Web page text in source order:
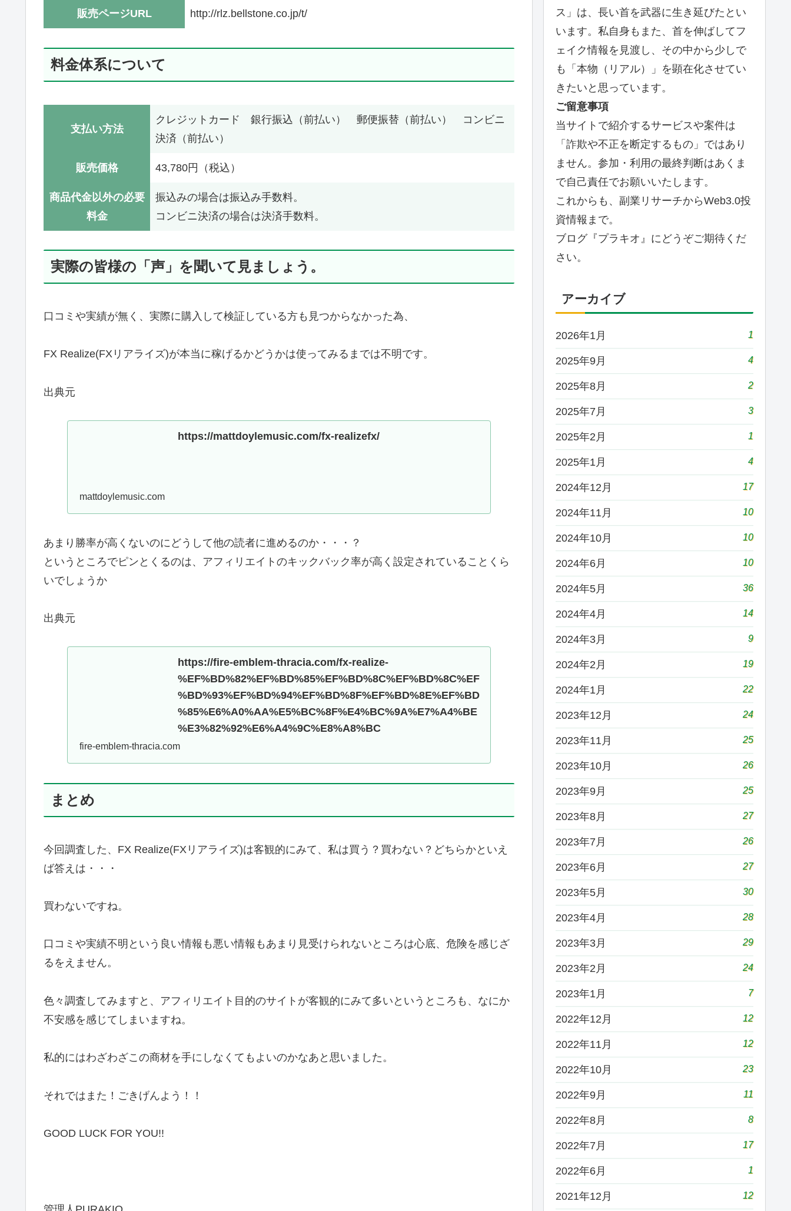
販売ページURL http://rlz.bellstone.co.jp/t/
料金体系について
支払い方法
クレジットカード 銀行振込（前払い） 郵便振替（前払い） コンビニ
決済（前払い）
販売価格 43,780円（税込）
商品代金以外の必要
料金
振込みの場合は振込み手数料。
コンビニ決済の場合は決済手数料。
実際の皆様の「声」を聞いて見ましょう。
口コミや実績が無く、実際に購入して検証している方も見つからなかった為、
FX Realize(FXリアライズ)が本当に稼げるかどうかは使ってみるまでは不明です。
出典元
https://mattdoylemusic.com/fx-realizefx/
mattdoylemusic.com
あまり勝率が高くないのにどうして他の読者に進めるのか・・・？
というところでピンとくるのは、アフィリエイトのキックバック率が高く設定されていることくら
いでしょうか
出典元
https://fire-emblem-thracia.com/fx-realize-
%EF%BD%82%EF%BD%85%EF%BD%8C%EF%BD%8C%EF
%BD%93%EF%BD%94%EF%BD%8F%EF%BD%8E%EF%BD
%85%E6%A0%AA%E5%BC%8F%E4%BC%9A%E7%A4%BE
%E3%82%92%E6%A4%9C%E8%A8%BC
fire-emblem-thracia.com
まとめ
今回調査した、FX Realize(FXリアライズ)は客観的にみて、私は買う？買わない？どちらかといえ
ば答えは・・・
買わないですね。
口コミや実績不明という良い情報も悪い情報もあまり見受けられないところは心底、危険を感じざ
るをえません。
色々調査してみますと、アフィリエイト目的のサイトが客観的にみて多いというところも、なにか
不安感を感じてしまいますね。
私的にはわざわざこの商材を手にしなくてもよいのかなあと思いました。
それではまた！ごきげんよう！！
GOOD LUCK FOR YOU!!
ス」は、長い首を武器に生き延びたとい
います。私自身もまた、首を伸ばしてフ
ェイク情報を見渡し、その中から少しで
も「本物（リアル）」を顕在化させてい
きたいと思っています。
ご留意事項
当サイトで紹介するサービスや案件は
「詐欺や不正を断定するもの」ではあり
ません。参加・利用の最終判断はあくま
で自己責任でお願いいたします。
これからも、副業リサーチからWeb3.0投
資情報まで。
ブログ『プラキオ』にどうぞご期待くだ
さい。
アーカイブ
2026年1月 1
2025年9月 4
2025年8月 2
2025年7月 3
2025年2月 1
2025年1月 4
2024年12月 17
2024年11月 10
2024年10月 10
2024年6月 10
2024年5月 36
2024年4月 14
2024年3月 9
2024年2月 19
2024年1月 22
2023年12月 24
2023年11月 25
2023年10月 26
2023年9月 25
2023年8月 27
2023年7月 26
2023年6月 27
2023年5月 30
2023年4月 28
2023年3月 29
2023年2月 24
2023年1月 7
2022年12月 12
2022年11月 12
2022年10月 23
2022年9月 11
2022年8月 8
2022年7月 17
2022年6月 1
2021年12月 12